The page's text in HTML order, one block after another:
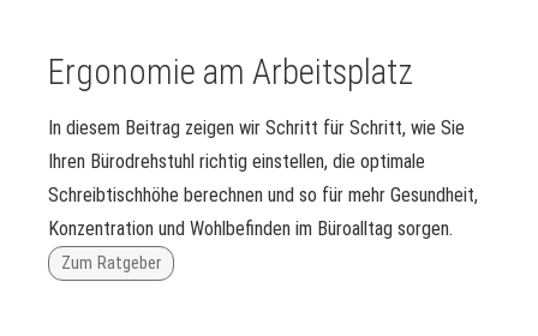
Ergonomie am Arbeitsplatz
In diesem Beitrag zeigen wir Schritt für Schritt, wie Sie
Ihren Bürodrehstuhl richtig einstellen, die optimale
Schreibtischhöhe berechnen und so für mehr Gesundheit,
Konzentration und Wohlbefinden im Büroalltag sorgen.
Zum Ratgeber